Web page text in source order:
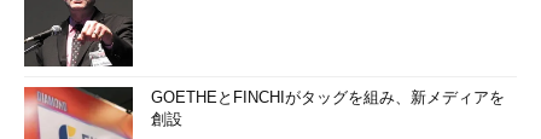
GOETHEとFINCHIがタッグを組み、新メディアを
創設